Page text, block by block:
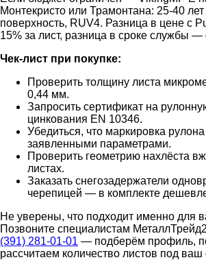
Монтекристо или Трамонтана: 25-40
поверхность, RUV4. Разница в цене с
15% за лист, разница в сроке службы —
Чек-лист при покупке:
Проверить толщину листа
0,44 мм.
Запросить сертификат на
цинкования EN 10346.
Убедиться, что маркировка
заявленными параметрами.
Проверить геометрию нахлёста
листах.
Заказать снегозадержатели
черепицей — в комплекте
Не уверены, что подходит именно для
Позвоните специалистам
(391) 281-01-01 — подберём профиль,
рассчитаем количество листов под ваш